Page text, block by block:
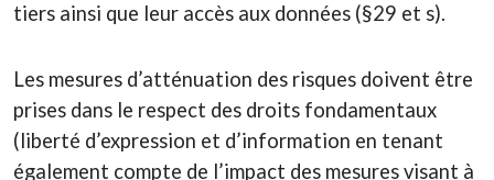
tiers ainsi que leur accès aux données (§29 et s).
Les mesures d’atténuation des risques doivent être
prises dans le respect des droits fondamentaux
(liberté d’expression et d’information en tenant
également compte de l’impact des mesures visant à